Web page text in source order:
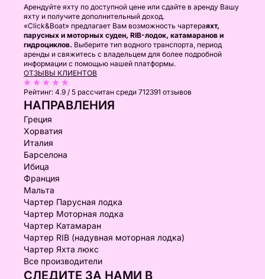
Арендуйте яхту по доступной цене или сдайте в аренду Вашу
яхту и получите дополнительный доход.
«Click&Boat» предлагает Вам возможность чартераяхт,
парусных и моторных суден, RIB-лодок, катамаранов и
гидроциклов. Выберите тип водного транспорта, период
аренды и свяжитесь с владельцем для более подробной
информации с помощью нашей платформы.
ОТЗЫВЫ КЛИЕНТОВ
Рейтинг: 4.9 / 5 рассчитан среди 712391 отзывов
НАПРАВЛЕНИЯ
Греция
Хорватия
Италия
Барселона
Ибица
Франция
Мальта
Чартер Парусная лодка
Чартер Моторная лодка
Чартер Катамаран
Чартер RIB (надувная моторная лодка)
Чартер Яхта люкс
Все производители
СЛЕДИТЕ ЗА НАМИ В